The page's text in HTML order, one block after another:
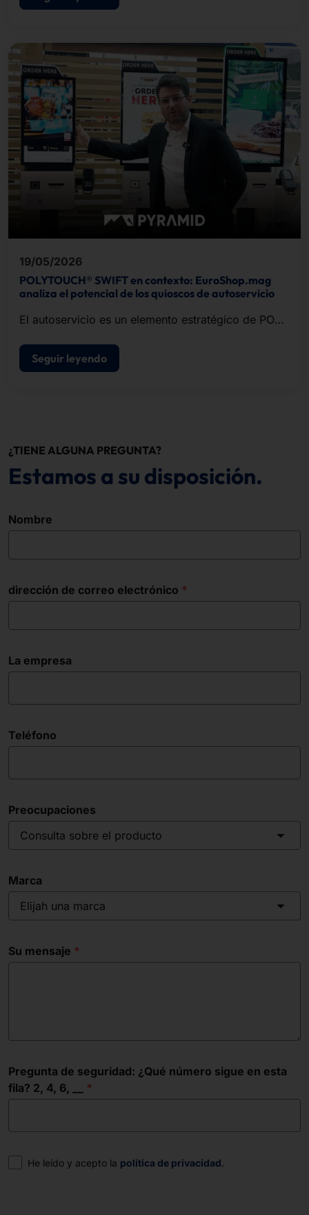
19/05/2026
POLYTOUCH® SWIFT en contexto: EuroShop.mag
analiza el potencial de los quioscos de autoservicio
El autoservicio es un elemento estratégico de POS
Seguir leyendo
¿TIENE ALGUNA PREGUNTA?
Estamos a su disposición.
Nombre
dirección de correo electrónico
La empresa
Teléfono
Preocupaciones
Consulta sobre el producto
Marca
Elijah una marca
Su mensaje
Pregunta de seguridad: ¿Qué número sigue en esta
fila? 2, 4, 6, __
Consentimiento
He leído y acepto la política de privacidad.